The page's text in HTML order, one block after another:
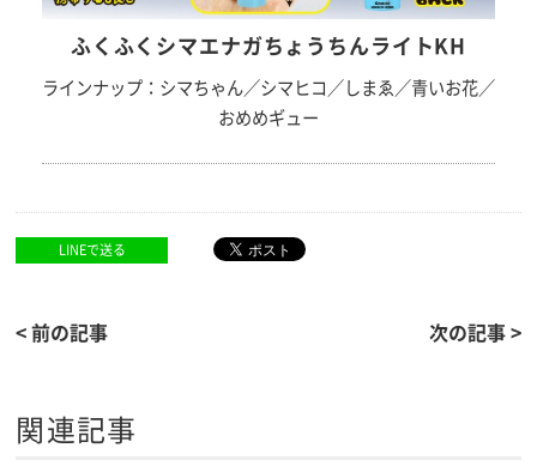
ふくふくシマエナガちょうちんライトKH
ラインナップ：シマちゃん／シマヒコ／しまゑ／青いお花／
おめめギュー
LINEで送る
< 前の記事 次の記事 >
関連記事